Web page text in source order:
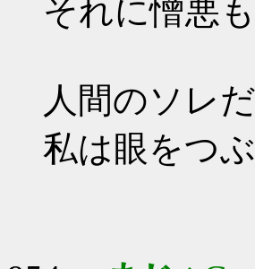
それに憎悪
人間のソレ
私は眼をつ